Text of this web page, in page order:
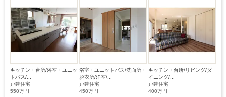
キッチン・台所/浴室・ユニッ
トバス/...
戸建住宅
550万円
浴室・ユニットバス/洗面所・
脱衣所/洋室/...
戸建住宅
450万円
キッチン・台所/リビング/ダ
イニング/...
戸建住宅
400万円